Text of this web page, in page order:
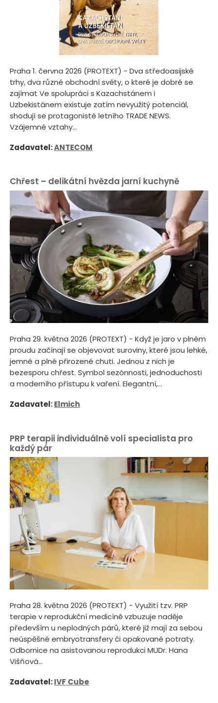
Praha 1. června 2026 (PROTEXT) - Dva středoasijské
trhy, dva různé obchodní světy, o které je dobré se
zajímat Ve spolupráci s Kazachstánem i
Uzbekistánem existuje zatím nevyužitý potenciál,
shodují se protagonisté letního TRADE NEWS.
Vzájemné vztahy...
Zadavatel:ANTECOM
Chřest – delikátní hvězda jarní kuchyně
Praha 29. května 2026 (PROTEXT) - Když je jaro v plném
proudu začínají se objevovat suroviny, které jsou lehké,
jemné a plné přirozené chuti. Jednou z nich je
bezesporu chřest. Symbol sezónnosti, jednoduchosti
a moderního přístupu k vaření. Elegantní,...
Zadavatel:Elmich
PRP terapii individuálně volí specialista pro
každý pár
Praha 28. května 2026 (PROTEXT) - Využití tzv. PRP
terapie v reprodukční medicíně vzbuzuje naděje
především u neplodných párů, které již mají za sebou
neúspěšné embryotransfery či opakované potraty.
Odbornice na asistovanou reprodukci MUDr. Hana
Višňová...
Zadavatel:IVF Cube